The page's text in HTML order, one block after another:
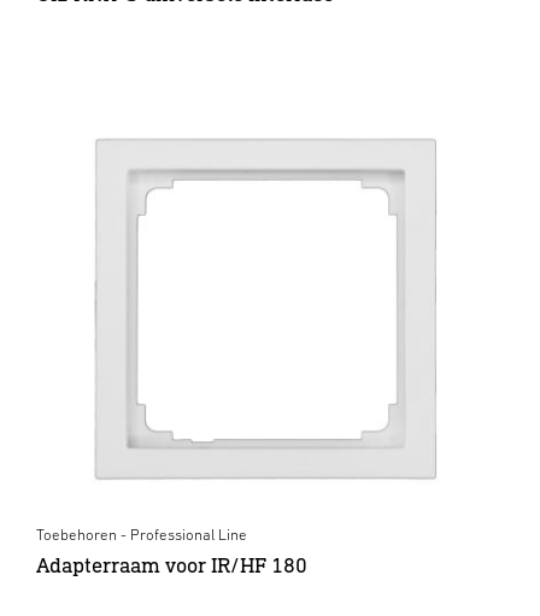
Toebehoren - Professional Line
Adapterraam voor IR/HF 180